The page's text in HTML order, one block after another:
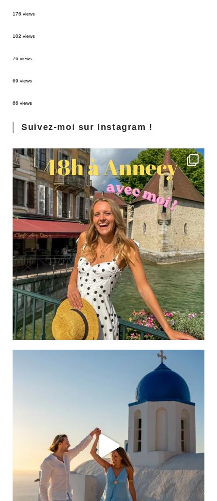
176 views
102 views
76 views
69 views
66 views
Suivez-moi sur Instagram !